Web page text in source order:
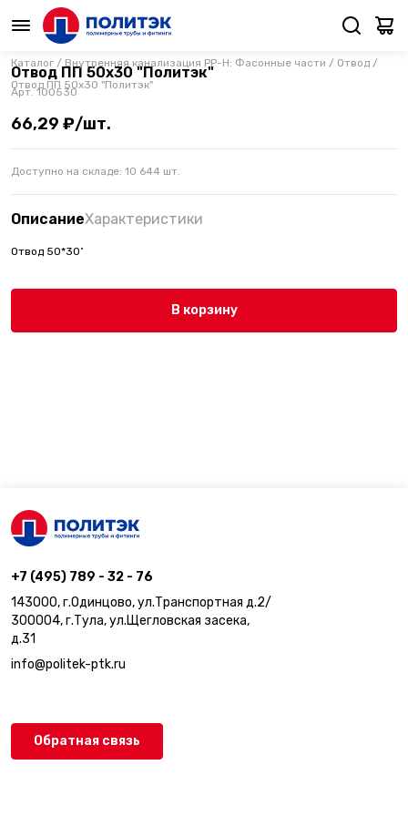
Каталог / Внутренняя канализация PP-H: Фасонные части / Отвод /
Отвод ПП 50х30 "Политэк"
Отвод ПП 50х30 "Политэк"
Арт.100530
66,29 ₽/шт.
Доступно на складе: 10 644 шт.
ОписаниеХарактеристики
Отвод 50*30˚
В корзину
+7 (495) 789 - 32 - 76
143000, г.Одинцово, ул.Транспортная д.2/
300004, г.Тула, ул.Щегловская засека,
д.31
info@politek-ptk.ru
Обратная связь